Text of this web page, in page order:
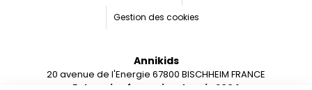
Gestion des cookies
Annikids
20 avenue de l'Energie 67800 BISCHHEIM FRANCE